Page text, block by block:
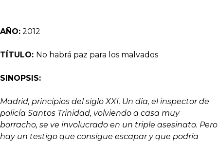
AÑO: 2012
TÍTULO: No habrá paz para los malvados
SINOPSIS:
Madrid, principios del siglo XXI. Un día, el inspector de
policía Santos Trinidad, volviendo a casa muy
borracho, se ve involucrado en un triple asesinato. Pero
hay un testigo que consigue escapar y que podría